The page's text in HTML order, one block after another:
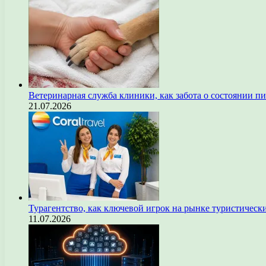
Ветеринарная служба клиники, как забота о состоянии
21.07.2026
Турагентство, как ключевой игрок на рынке
11.07.2026